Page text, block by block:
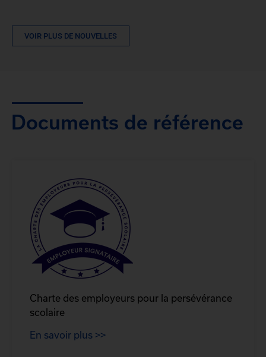
VOIR PLUS DE NOUVELLES
Documents de référence
Charte des employeurs pour la persévérance
scolaire
En savoir plus >>